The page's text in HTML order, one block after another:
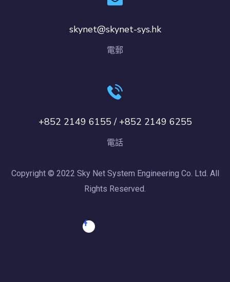
skynet@skynet-sys.hk
電郵
+852 2149 6155 / +852 2149 6255
電話
Copyright © 2022 Sky Net System Engineering Co. Ltd. All
Rights Reserved.